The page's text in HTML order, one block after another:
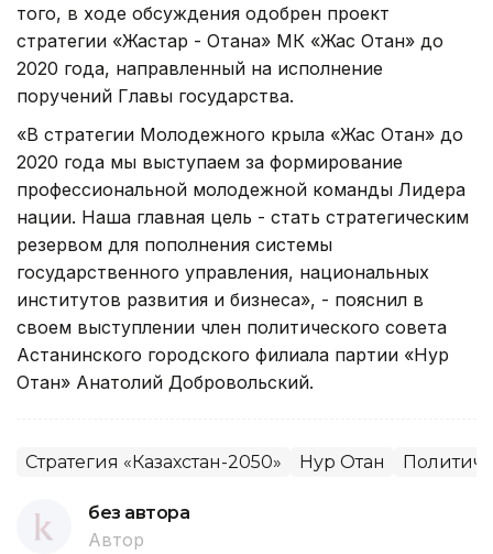
того, в ходе обсуждения одобрен проект
стратегии «Жастар - Отанға» МК «Жас Отан» до
2020 года, направленный на исполнение
поручений Главы государства.
«В стратегии Молодежного крыла «Жас Отан» до
2020 года мы выступаем за формирование
профессиональной молодежной команды Лидера
нации. Наша главная цель - стать стратегическим
резервом для пополнения системы
государственного управления, национальных
институтов развития и бизнеса», - пояснил в
своем выступлении член политического совета
Астанинского городского филиала партии «Нур
Отан» Анатолий Добровольский.
Стратегия «Казахстан-2050» Нур Отан
без автора
Автор